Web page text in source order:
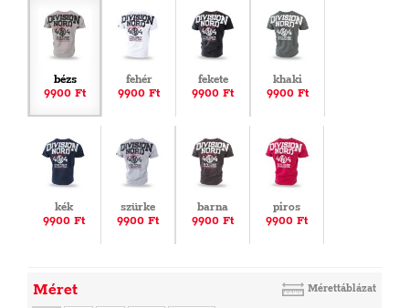
bézs
9900 Ft
fehér
9900 Ft
fekete
9900 Ft
khaki
9900 Ft
kék
9900 Ft
szürke
9900 Ft
barna
9900 Ft
piros
9900 Ft
Méret Mérettáblázat